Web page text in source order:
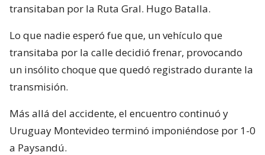
transitaban por la Ruta Gral. Hugo Batalla.
Lo que nadie esperó fue que, un vehículo que
transitaba por la calle decidió frenar, provocando
un insólito choque que quedó registrado durante la
transmisión.
Más allá del accidente, el encuentro continuó y
Uruguay Montevideo terminó imponiéndose por 1-0
a Paysandú.